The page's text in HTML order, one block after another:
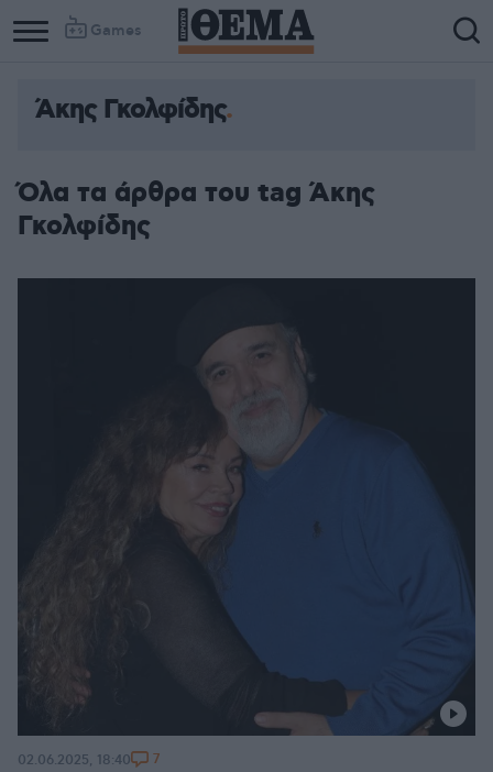
Games
Άκης Γκολφίδης
Όλα τα άρθρα του tag Άκης
Γκολφίδης
02.06.2025, 18:40 7